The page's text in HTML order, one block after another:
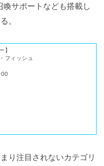
喚サポートなども搭載し
。
】
フィッシュ
り注目されないカテゴリ